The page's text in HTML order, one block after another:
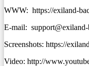
WWW: https://exiland-
E-mail:
Screenshots: https://
Video: http://